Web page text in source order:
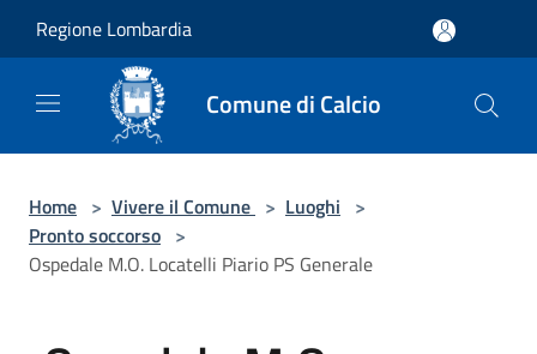
Regione Lombardia
Comune di Calcio
Home > Vivere il Comune > Luoghi >
Pronto soccorso >
Ospedale M.O. Locatelli Piario PS Generale